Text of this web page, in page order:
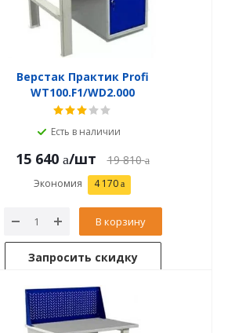
Верстак Практик Profi
WT100.F1/WD2.000
Есть в наличии
15 640 /шт 19 810
Экономия 4 170
В корзину
Запросить скидку